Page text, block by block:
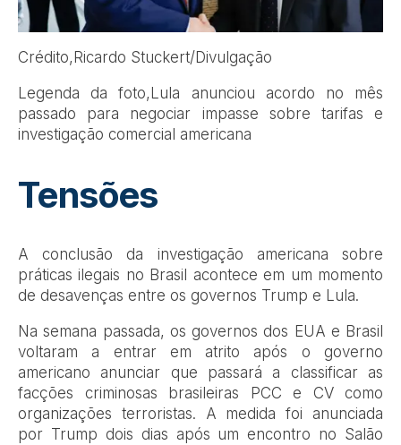
Crédito, Ricardo Stuckert/Divulgação
Legenda da foto, Lula anunciou acordo no mês
passado para negociar impasse sobre tarifas e
investigação comercial americana
Tensões
A conclusão da investigação americana sobre
práticas ilegais no Brasil acontece em um momento
de desavenças entre os governos Trump e Lula.
Na semana passada, os governos dos EUA e Brasil
voltaram a entrar em atrito após o governo
americano anunciar que passará a classificar as
facções criminosas brasileiras PCC e CV como
organizações terroristas. A medida foi anunciada
por Trump dois dias após um encontro no Salão